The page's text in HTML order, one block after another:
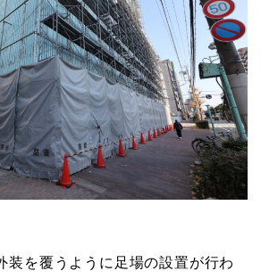
装を覆うように足場の設置が行わ